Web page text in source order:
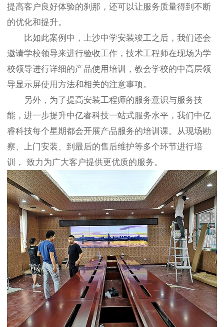
提高客户良好体验的刹那，还可以让服务质量得到不断
的优化和提升。
比如此案例中，上沙中学安装竣工之后，我们还会
邀请学校领导来进行验收工作，技术工程师在现场为学
校领导进行详细的产品使用培训，教会学校的中高层领
导显示屏使用方法和相关的注意事项。
另外，为了提高安装工程师的服务意识与服务技
能，进一步提升中亿睿科技一站式服务水平，我们中亿
睿科技每个星期都会开展产品服务的培训课。从现场勘
察、上门安装、到最后的售后维护等多个环节进行培
训， 致力为广大客户提供更优质的服务。